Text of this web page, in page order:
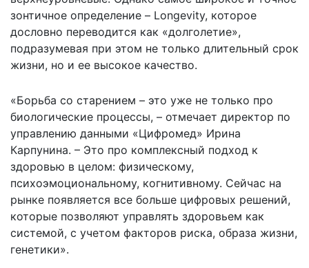
зонтичное определение – Longevity, которое
дословно переводится как «долголетие»,
подразумевая при этом не только длительный срок
жизни, но и ее высокое качество.
«Борьба со старением – это уже не только про
биологические процессы, – отмечает директор по
управлению данными «Цифромед» Ирина
Карпунина. – Это про комплексный подход к
здоровью в целом: физическому,
психоэмоциональному, когнитивному. Сейчас на
рынке появляется все больше цифровых решений,
которые позволяют управлять здоровьем как
системой, с учетом факторов риска, образа жизни,
генетики».